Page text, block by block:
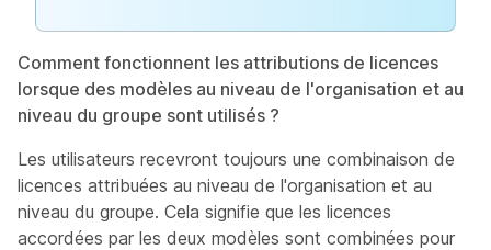
Comment fonctionnent les attributions de licences
lorsque des modèles au niveau de l'organisation et au
niveau du groupe sont utilisés ?
Les utilisateurs recevront toujours une combinaison de
licences attribuées au niveau de l'organisation et au
niveau du groupe. Cela signifie que les licences
accordées par les deux modèles sont combinées pour